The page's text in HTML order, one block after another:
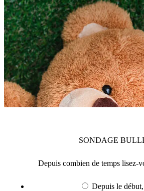
SONDAGE
Depuis combien de temps lisez-
Depuis le